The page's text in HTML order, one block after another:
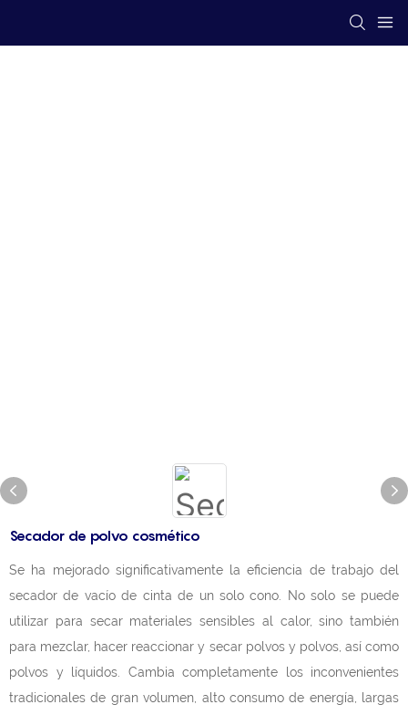
Secador de polvo cosmético
Se ha mejorado significativamente la eficiencia de trabajo del
secador de vacío de cinta de un solo cono. No solo se puede
utilizar para secar materiales sensibles al calor, sino también
para mezclar, hacer reaccionar y secar polvos y polvos, así como
polvos y líquidos. Cambia completamente los inconvenientes
tradicionales de gran volumen, alto consumo de energía, largas